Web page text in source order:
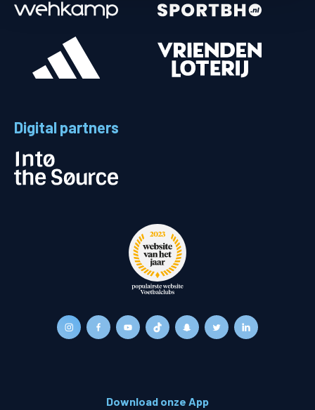
Digital partners
Download onze App